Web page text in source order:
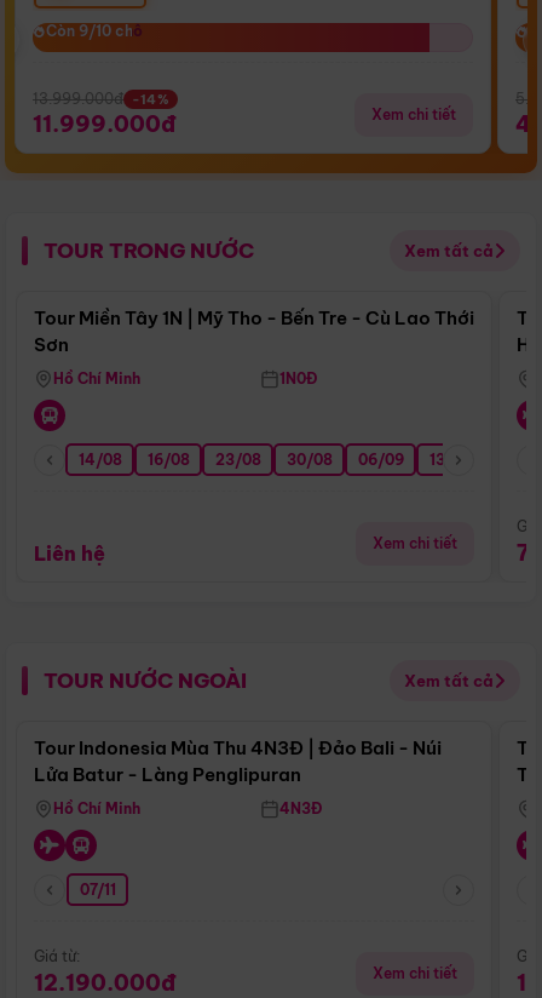
Còn 9/10 chỗ
Còn 9/10 chỗ
13.999.000đ -14%
11.999.000đ Xem chi tiết
TOUR TRONG NƯỚC Xem tất cả
Điểm nổi bật
Tour Miền Tây 1N | Mỹ Tho - Bến Tre - Cù Lao Thới
Sơn
Hồ Chí Minh 1N0Đ
14/08 16/08 23/08 30/08 06/09 13/09
Liên hệ Xem chi tiết
TOUR NƯỚC NGOÀI Xem tất cả
Điểm nổi bật
Tour Indonesia Mùa Thu 4N3Đ | Đảo Bali - Núi
Lửa Batur - Làng Penglipuran
Hồ Chí Minh 4N3Đ
07/11
Giá từ:
12.190.000đ Xem chi tiết